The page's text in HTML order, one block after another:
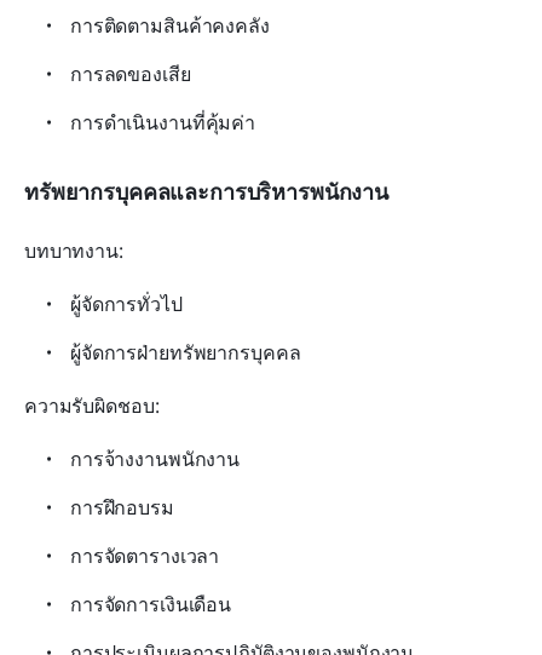
การติดตามสินค้าคงคลัง
การลดของเสีย
การดำเนินงานที่คุ้มค่า
ทรัพยากรบุคคลและการบริหารพนักงาน
บทบาทงาน:
ผู้จัดการทั่วไป
ผู้จัดการฝ่ายทรัพยากรบุคคล
ความรับผิดชอบ:
การจ้างงานพนักงาน
การฝึกอบรม
การจัดตารางเวลา
การจัดการเงินเดือน